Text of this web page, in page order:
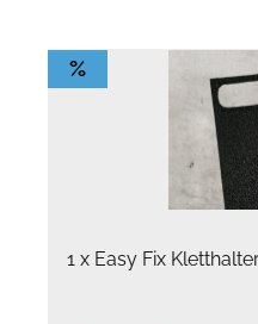
%
1 x Easy Fix